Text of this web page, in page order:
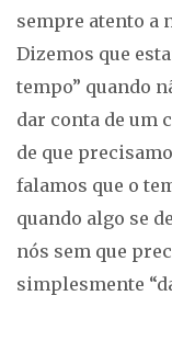
sempre atento a
Dizemos que
tempo” quando
dar conta de um
de que
falamos que o
quando algo se
nós sem que
simplesmente